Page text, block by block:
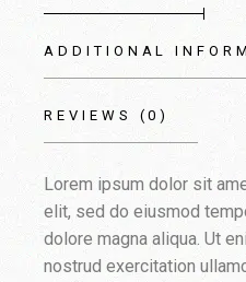
ADDITIONAL
REVIEWS (0)
Lorem ipsum dolor sit
elit, sed do eiusmod
dolore magna aliqua. Ut
nostrud exercitation